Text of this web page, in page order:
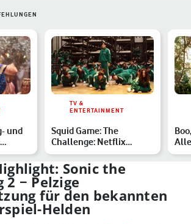
und
TV &
ENTERTAINMENT
Squid Game: The
Challenge: Netflix
kündigt Squid-Game-
Reality-Sho…
Sonic the
2 − Pelzige
für den bekannten
Helden